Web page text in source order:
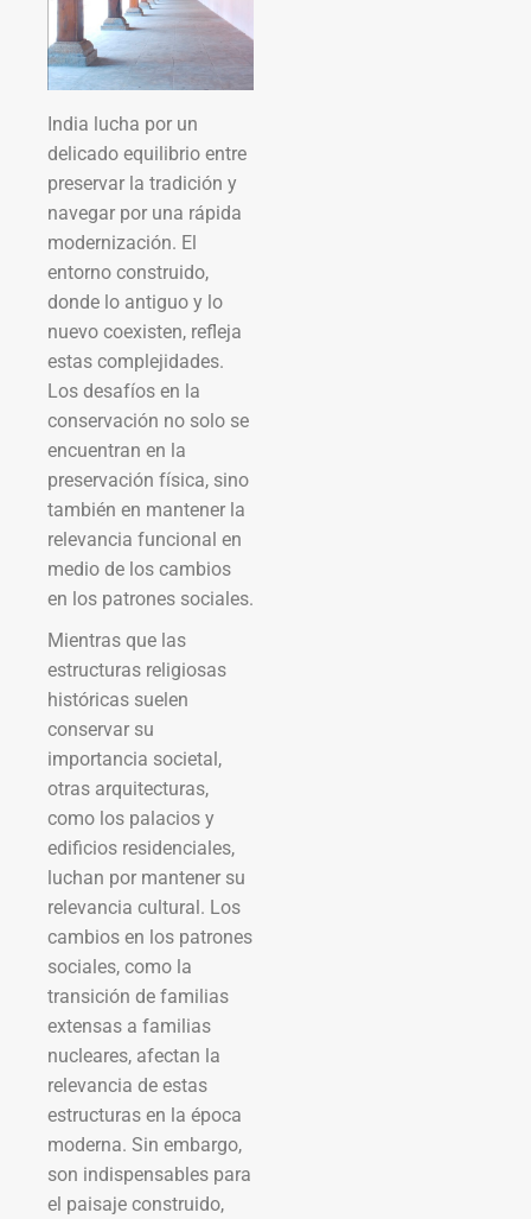
India lucha por un
delicado equilibrio entre
preservar la tradición y
navegar por una rápida
modernización. El
entorno construido,
donde lo antiguo y lo
nuevo coexisten, refleja
estas complejidades.
Los desafíos en la
conservación no solo se
encuentran en la
preservación física, sino
también en mantener la
relevancia funcional en
medio de los cambios
en los patrones sociales.
Mientras que las
estructuras religiosas
históricas suelen
conservar su
importancia societal,
otras arquitecturas,
como los palacios y
edificios residenciales,
luchan por mantener su
relevancia cultural. Los
cambios en los patrones
sociales, como la
transición de familias
extensas a familias
nucleares, afectan la
relevancia de estas
estructuras en la época
moderna. Sin embargo,
son indispensables para
el paisaje construido,